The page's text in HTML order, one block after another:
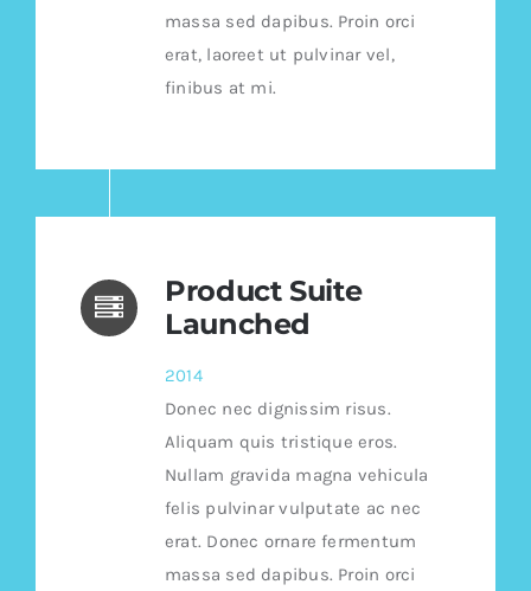
massa sed dapibus. Proin orci
erat, laoreet ut pulvinar vel,
finibus at mi.
Product Suite
Launched
2014
Donec nec dignissim risus.
Aliquam quis tristique eros.
Nullam gravida magna vehicula
felis pulvinar vulputate ac nec
erat. Donec ornare fermentum
massa sed dapibus. Proin orci